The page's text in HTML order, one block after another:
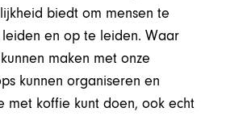
biedt om mensen te
en op te leiden. Waar
maken met onze
kunnen organiseren en
met koffie kunt doen, ook echt